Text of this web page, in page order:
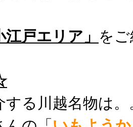
江戸エリア」 を
する川越名物は。